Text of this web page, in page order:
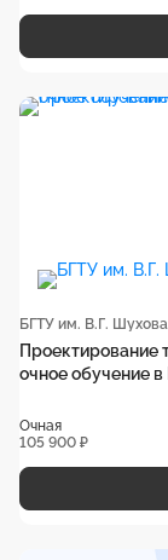
БГТУ им. В.Г. Шухова
Проектирование
очное обучение
Очная
105 900 ₽